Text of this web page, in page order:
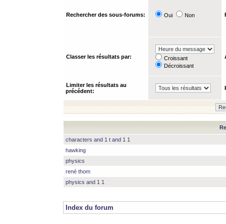
Rechercher des sous-forums: Oui Non
Classer les résultats par:
Croissant
Décroissant
Limiter les résultats au
précédent:
characters and 1 t and 1 1
hawking
physics
rené thom
physics and 1 1
Index du forum